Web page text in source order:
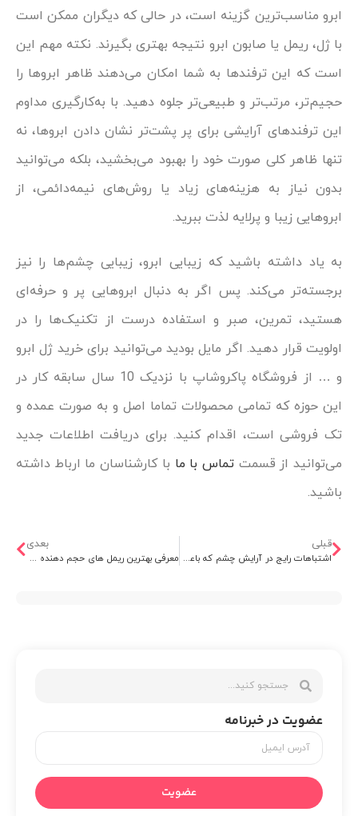
ابرو مناسب‌ترین گزینه است، در حالی که دیگران ممکن است
با ژل، ریمل یا صابون ابرو نتیجه بهتری بگیرند. نکته مهم این
است که این ترفندها به شما امکان می‌دهند ظاهر ابروها را
حجیم‌تر، مرتب‌تر و طبیعی‌تر جلوه دهید. با به‌کارگیری مداوم
این ترفندهای آرایشی برای پر پشت‌تر نشان دادن ابروها، نه
تنها ظاهر کلی صورت خود را بهبود می‌بخشید، بلکه می‌توانید
بدون نیاز به هزینه‌های زیاد یا روش‌های نیمه‌دائمی، از
ابروهایی زیبا و پرلایه لذت ببرید.
به یاد داشته باشید که زیبایی ابرو، زیبایی چشم‌ها را نیز
برجسته‌تر می‌کند. پس اگر به دنبال ابروهایی پر و حرفه‌ای
هستید، تمرین، صبر و استفاده درست از تکنیک‌ها را در
اولویت قرار دهید. اگر مایل بودید می‌توانید برای خرید ژل ابرو
و … از فروشگاه پاکروشاپ با نزدیک 10 سال سابقه کار در
این حوزه که تمامی محصولات تماما اصل و به صورت عمده و
تک فروشی است، اقدام کنید. برای دریافت اطلاعات جدید
می‌توانید از قسمتتماس با ما با کارشناسان ما ارباط داشته
باشید.
قبلی
اشتباهات رایج در آرایش چشم که باعث پیرتر شدن چهره می‌شود؟
بعدی
معرفی بهترین ریمل‌ های حجم دهنده و بلند کننده موجود در بازار
عضویت در خبرنامه
عضویت